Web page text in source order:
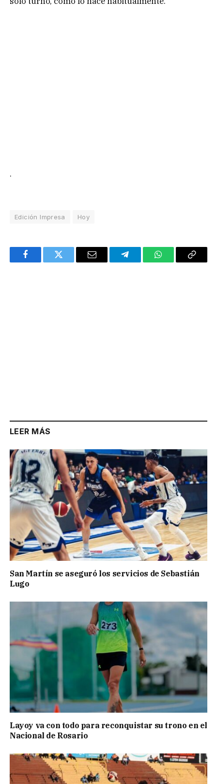
.
Edición Impresa Hoy
FacebookTwitter Email TelegramWhatsAppCopy
LEER MÁS
San Martín se aseguró los servicios de Sebastián
Lugo
Layoy va con todo para reconquistar su trono en el
Nacional de Rosario